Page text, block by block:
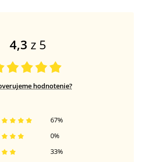
4,3 z 5
hodnotenie?
33%
0%
67%